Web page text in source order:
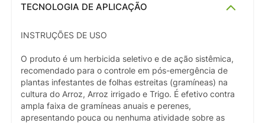
TECNOLOGIA DE APLICAÇÃO
INSTRUÇÕES DE USO
O produto é um herbicida seletivo e de ação sistêmica,
recomendado para o controle em pós-emergência de
plantas infestantes de folhas estreitas (gramíneas) na
cultura do Arroz, Arroz irrigado e Trigo. É efetivo contra
ampla faixa de gramíneas anuais e perenes,
apresentando pouca ou nenhuma atividade sobre as